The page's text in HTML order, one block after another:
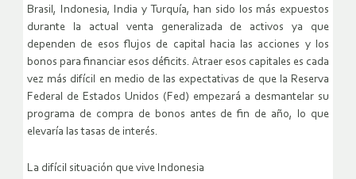
Brasil, Indonesia, India y Turquía, han sido los más expuestos
durante la actual venta generalizada de activos ya que
dependen de esos flujos de capital hacia las acciones y los
bonos para financiar esos déficits. Atraer esos capitales es cada
vez más difícil en medio de las expectativas de que la Reserva
Federal de Estados Unidos (Fed) empezará a desmantelar su
programa de compra de bonos antes de fin de año, lo que
elevaría las tasas de interés.
La difícil situación que vive Indonesia